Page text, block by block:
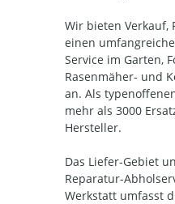
Wir bieten Verkauf,
einen
Service im Garten,
Rasenmäher- und
an. Als
mehr als 3000
Hersteller.
Das Liefer-Gebiet
Reparatur-
Werkstatt umfasst